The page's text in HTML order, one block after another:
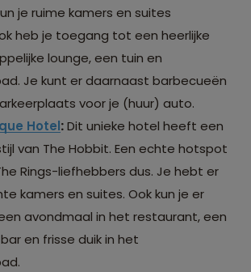
je ruime kamers en suites
heb je toegang tot een heerlijke
lounge, een tuin en
Je kunt er daarnaast barbecueën
voor je (huur) auto.
Hotel:Dit unieke hotel heeft een
van The Hobbit. Een echte hotspot
Rings-liefhebbers dus. Je hebt er
kamers en suites. Ook kun je er
avondmaal in het restaurant, een
en frisse duik in het